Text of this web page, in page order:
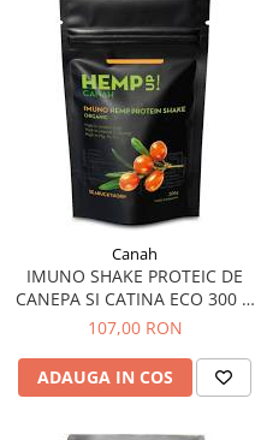
Canah
IMUNO SHAKE PROTEIC DE
CANEPA SI CATINA ECO 300 G
CANAH
107,00 RON
ADAUGA IN COS